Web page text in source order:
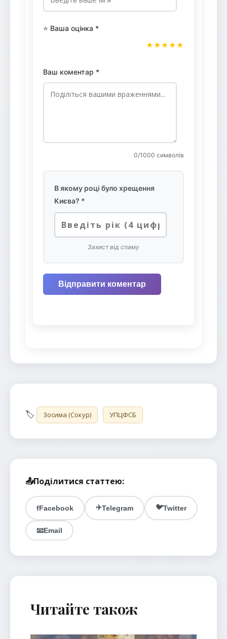
⭐ Ваша оцінка *
★
★
★
★
★
Ваш коментар *
0/1000 символів
В якому році було хрещення
Києва? *
Захист від спаму
Відправити коментар
🏷️ Зосима (Сокур) УПЦФСБ
📤Поділитися статтею:
fFacebook ✈️Telegram 🐦Twitter
📧Email
Читайте також